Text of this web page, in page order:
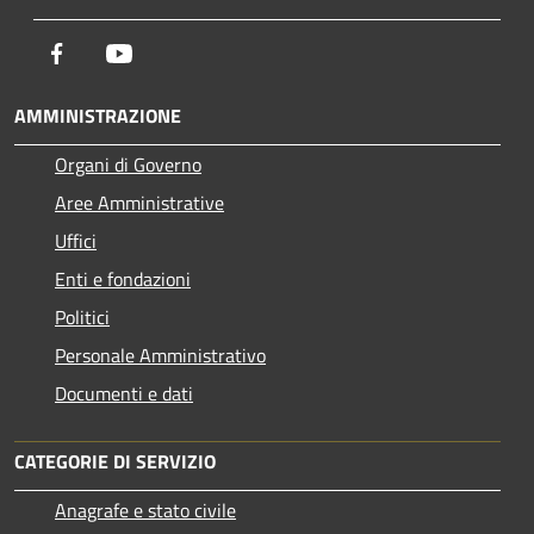
Facebook
AMMINISTRAZIONE
Organi di Governo
Aree Amministrative
Uffici
Enti e fondazioni
Politici
Personale Amministrativo
Documenti e dati
CATEGORIE DI SERVIZIO
Anagrafe e stato civile